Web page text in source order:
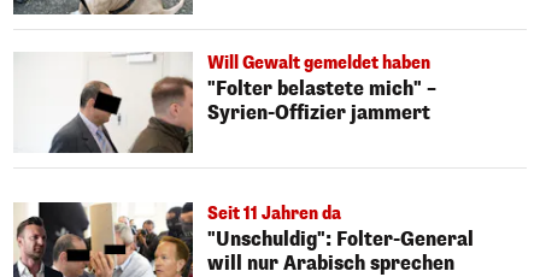
Will Gewalt gemeldet haben
"Folter belastete mich" –
Syrien-Offizier jammert
Seit 11 Jahren da
"Unschuldig": Folter-General
will nur Arabisch sprechen